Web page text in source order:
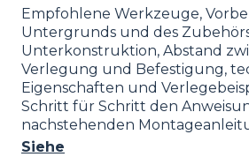
Empfohlene Werkzeuge,
Untergrunds und des
Unterkonstruktion, Abstand
Verlegung und Befestigung,
Eigenschaften und
Schritt für Schritt den
nachstehenden
Siehe